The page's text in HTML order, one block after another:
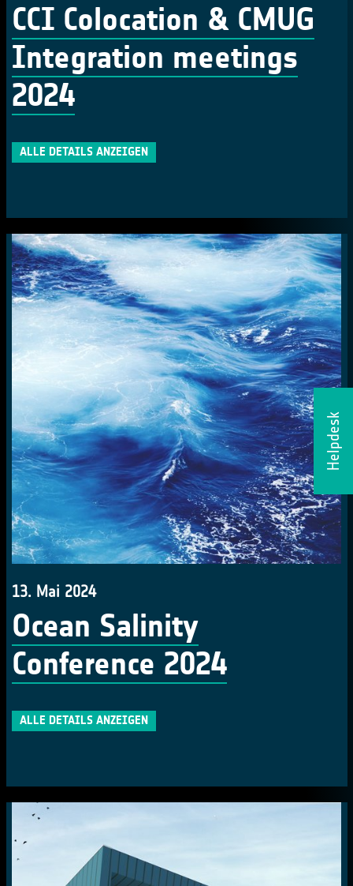
Helpdesk
CCI Colocation & CMUG
Integration meetings
2024
ALLE DETAILS ANZEIGEN
13. Mai 2024
Ocean Salinity
Conference 2024
ALLE DETAILS ANZEIGEN